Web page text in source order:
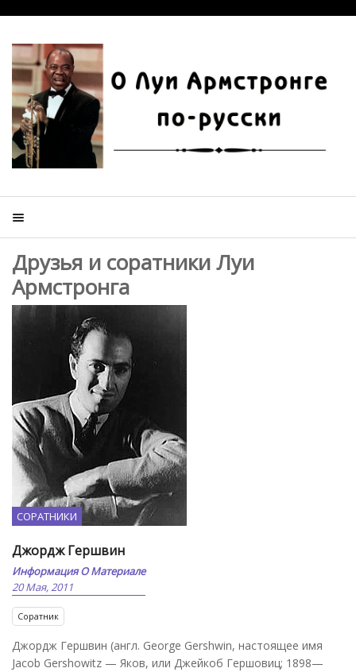
Друзья и соратники Луи
Армстронга
СОРАТНИКИ
Джордж Гершвин
Информация О Материале
20 Мая, 2011
Соратник
Джордж Гершвин (англ. George Gershwin, настоящее имя
Jacob Gershowitz — Яков, или Джейкоб Гершовиц; 1898—